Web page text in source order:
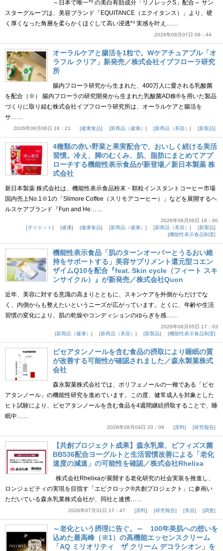
～日本で唯一*² の美白有効成分「リノレックS」配合～ サン
スターグループは、美容ブランド「EQUITANCE（エクイタンス）」より、硬
く厚くなった角層を柔らかくほぐして高い浸透*³ 実感を叶え……
2026年08月07日 09：44
オーラルケアと腸活を1粒で。Wケアチュアブル「オ
ラフル クリア」新発売／株式会社イブフローラ研究
所
腸内フローラ研究から生まれた、400万人に愛される乳酸菌
を配合（※） 腸内フローラの研究開発から生まれた乳酸菌AD株®を用いた製品
づくりに取り組む株式会社イブフローラ研究所は、オーラルケアと腸活を
サ……
2026年08月06日 18：21 健康食品 新商品（健康） 新商品（美容） 新製品
4種類の赤い野菜と果実配合で、おいしく続ける美活
習慣。冷え、脚のむくみ、肌、脂肪にまとめてアプ
ローチする機能性表示食品が新登場／新日本製薬 株
式会社
新日本製薬 株式会社は、機能性表示食品粉末・顆粒インスタントコーヒー市場
国内売上No.1※1の「Slimore Coffee（スリモアコーヒー）」などを展開するヘ
ルスケアブランド『Fun and He……
2026年08月06日 18：00
ダイエット
健康 健康食品 新商品（健康） 新商品（美容）
新製品
機能性表示食品制度
機能性表示食品「肌のターンオーバーとうるおい維
持をサポートする」美容サプリメント還元型コエン
ザイムQ10を配合『feat. Skin cycle（フィート スキ
ンサイクル）』が新発売／株式会社Quon
近年、美容に対する意識の高まりとともに、スキンケアを外側からだけでな
く、内側からも整えたいというニーズが広がっています。とくに、年齢や生活
習慣の変化により、肌の乾燥やコンディションのゆらぎを感……
2026年08月05日 17：03
新商品（健康）
新商品（美容） 新製品 機能性表示食品制度
ピセアタンノールを含む食品の摂取により睡眠の質
が改善する可能性が確認されました／森永製菓株式
会社
森永製菓株式会社では、ポリフェノールの一種である「ピセ
アタンノール」の機能性研究を進めています。この度、健常成人を対象とした
ヒト試験により、ピセアタンノールを含む食品を4週間継続摂取することで、睡
眠中……
2026年08月04日 20：09 原料 研究報告
【共創プロジェクト成果】森永乳業、ビフィズス菌
BB536配合ヨーグルトと生活習慣改善による「老化
速度の減速」の可能性を確認／株式会社Rhelixa
株式会社Rhelixaが展開する老化研究の社会実装を推進し、
ロンジェビティの実現を目指す「エピクロック®共創プロジェクト」に参画い
ただいている森永乳業株式会社が、同社と連携……
2026年07月31日 17：47 原料 研究報告 美容 調査
～老化という摂理に告ぐ。～ 100年美肌への想いを
込めた最高峰（※1）の高機能エッセンスクリーム
「AQ ミリオリティ ザ クリーム デコラシオン」を